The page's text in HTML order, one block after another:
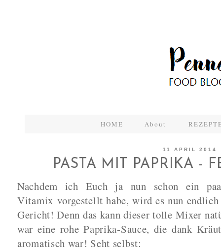
HOME About
11 APRIL 2014
PASTA MIT PAPRIKA -
Nachdem ich Euch ja nun schon ein
Vitamix vorgestellt habe, wird es nun
Gericht! Denn das kann dieser tolle Mixer
war eine rohe Paprika-Sauce, die dank
aromatisch war! Seht selbst: